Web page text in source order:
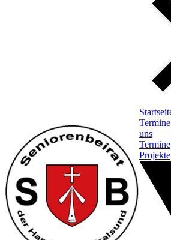
Termine
uns
Termine
Projekte